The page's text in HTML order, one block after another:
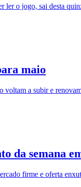
ler o jogo, sai desta
maio
voltam a subir e
da semana
firme e oferta